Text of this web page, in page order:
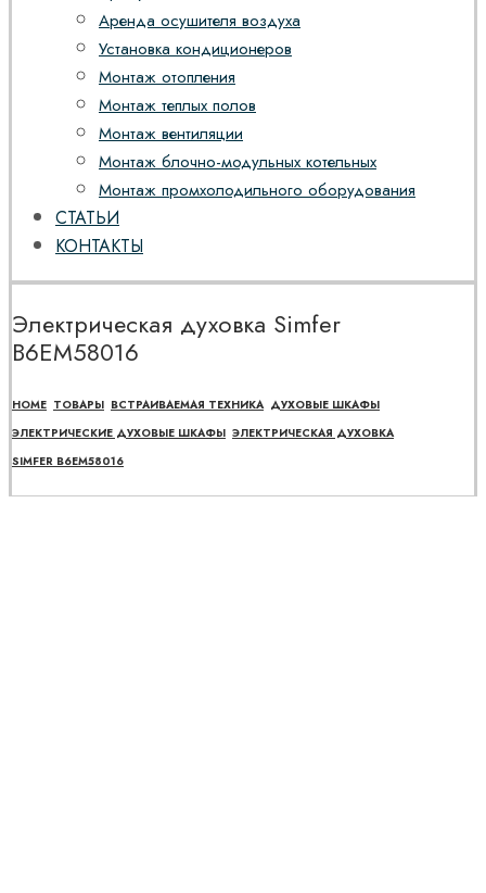
Аренда осушителя воздуха
Установка кондиционеров
Монтаж отопления
Монтаж теплых полов
Монтаж вентиляции
Монтаж блочно-модульных котельных
Монтаж промхолодильного оборудования
СТАТЬИ
КОНТАКТЫ
Электрическая духовка Simfer
B6EM58016
HOME ТОВАРЫ ВСТРАИВАЕМАЯ ТЕХНИКА ДУХОВЫЕ ШКАФЫ
ЭЛЕКТРИЧЕСКИЕ ДУХОВЫЕ ШКАФЫ ЭЛЕКТРИЧЕСКАЯ ДУХОВКА
SIMFER B6EM58016